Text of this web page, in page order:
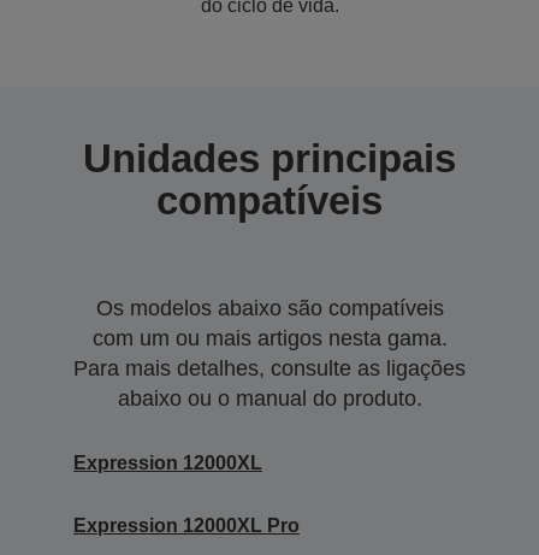
do ciclo de vida.
Unidades principais
compatíveis
Os modelos abaixo são compatíveis
com um ou mais artigos nesta gama.
Para mais detalhes, consulte as ligações
abaixo ou o manual do produto.
Expression 12000XL
Expression 12000XL Pro